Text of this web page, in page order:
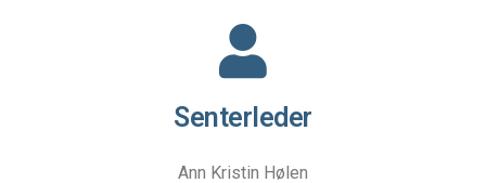
Senterleder
Ann Kristin Hølen